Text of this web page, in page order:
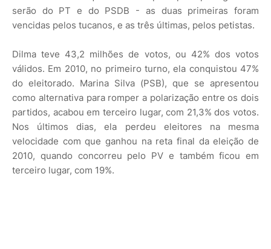
serão do PT e do PSDB - as duas primeiras foram
vencidas pelos tucanos, e as três últimas, pelos petistas.
Dilma teve 43,2 milhões de votos, ou 42% dos votos
válidos. Em 2010, no primeiro turno, ela conquistou 47%
do eleitorado. Marina Silva (PSB), que se apresentou
como alternativa para romper a polarização entre os dois
partidos, acabou em terceiro lugar, com 21,3% dos votos.
Nos últimos dias, ela perdeu eleitores na mesma
velocidade com que ganhou na reta final da eleição de
2010, quando concorreu pelo PV e também ficou em
terceiro lugar, com 19%.